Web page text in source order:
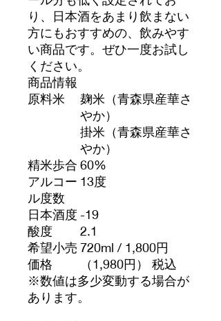
り、日本酒をあまり飲まない
方にもおすすめの、飲みやす
い商品です。ぜひ一度お試し
ください。
商品情報
原料米
麹米（青森県産華さ
やか）
掛米（青森県産華さ
やか）
精米歩合 60%
アルコー
ル度数
13度
日本酒度 -19
酸度
2.1
希望小売
価格
720ml / 1,800円
（1,980円） 税込
※数値は多少変動する場合が
あります。